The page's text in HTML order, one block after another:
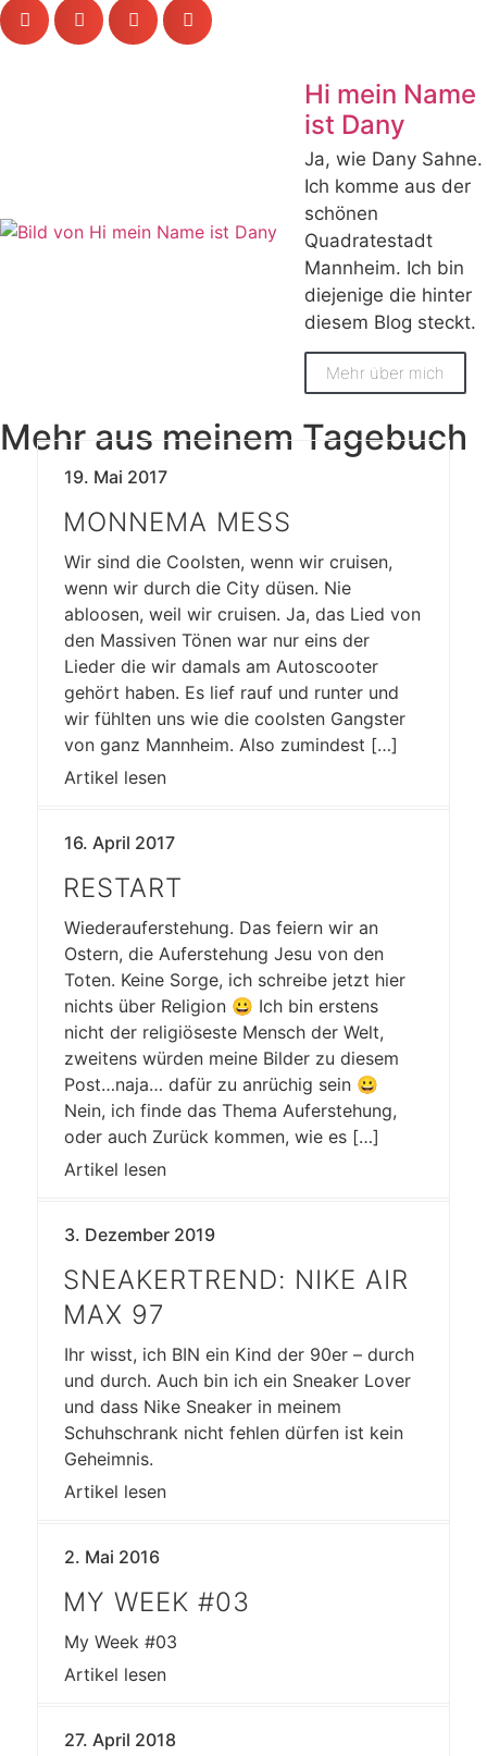
Hi mein Name
ist Dany
Ja, wie Dany Sahne.
Ich komme aus der
schönen
Quadratestadt
Mannheim. Ich bin
diejenige die hinter
diesem Blog steckt.
Mehr über mich
Mehr aus meinem Tagebuch
19. Mai 2017
MONNEMA MESS
Wir sind die Coolsten, wenn wir cruisen,
wenn wir durch die City düsen. Nie
abloosen, weil wir cruisen. Ja, das Lied von
den Massiven Tönen war nur eins der
Lieder die wir damals am Autoscooter
gehört haben. Es lief rauf und runter und
wir fühlten uns wie die coolsten Gangster
von ganz Mannheim. Also zumindest […]
Artikel lesen
16. April 2017
RESTART
Wiederauferstehung. Das feiern wir an
Ostern, die Auferstehung Jesu von den
Toten. Keine Sorge, ich schreibe jetzt hier
nichts über Religion 😀 Ich bin erstens
nicht der religiöseste Mensch der Welt,
zweitens würden meine Bilder zu diesem
Post…naja… dafür zu anrüchig sein 😀
Nein, ich finde das Thema Auferstehung,
oder auch Zurück kommen, wie es […]
Artikel lesen
3. Dezember 2019
SNEAKERTREND: NIKE AIR
MAX 97
Ihr wisst, ich BIN ein Kind der 90er – durch
und durch. Auch bin ich ein Sneaker Lover
und dass Nike Sneaker in meinem
Schuhschrank nicht fehlen dürfen ist kein
Geheimnis.
Artikel lesen
2. Mai 2016
MY WEEK #03
My Week #03
Artikel lesen
27. April 2018